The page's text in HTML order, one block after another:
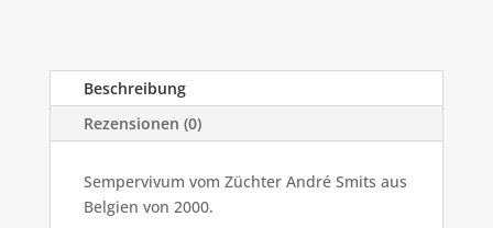
Beschreibung
Rezensionen (0)
Sempervivum vom Züchter André Smits aus
Belgien von 2000.